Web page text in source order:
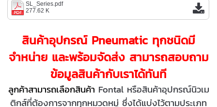
SL_Series.pdf
277.62 K
สินค้าอุปกรณ์ Pneumatic ทุกชนิดมี
จำหน่าย และพร้อมจัดส่ง สามารถสอบถาม
ข้อมูลสินค้ากับเราได้ทันที
ลูกค้าสามารถเลือกสินค้า Fontal หรือสินค้าอุปกรณ์นิวเม
ติกส์ที่ต้องการจากทุกหมวดหมู่ ซึ่งได้แบ่งไว้ตามประเภท